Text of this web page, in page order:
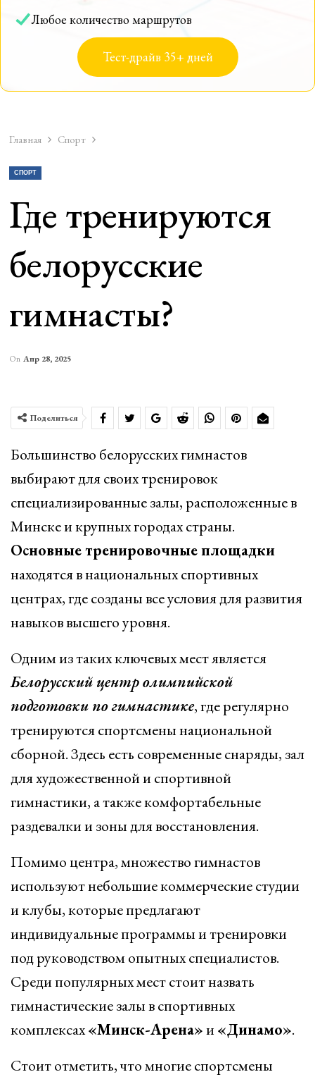
Любое количество маршрутов
Тест-драйв 35+ дней
Главная Спорт
СПОРТ
Где тренируются
белорусские
гимнасты?
On Апр 28, 2025
Поделиться
Большинство белорусских гимнастов
выбирают для своих тренировок
специализированные залы, расположенные в
Минске и крупных городах страны.
Основные тренировочные площадки
находятся в национальных спортивных
центрах, где созданы все условия для развития
навыков высшего уровня.
Одним из таких ключевых мест является
Белорусский центр олимпийской
подготовки по гимнастике, где регулярно
тренируются спортсмены национальной
сборной. Здесь есть современные снаряды, зал
для художественной и спортивной
гимнастики, а также комфортабельные
раздевалки и зоны для восстановления.
Помимо центра, множество гимнастов
используют небольшие коммерческие студии
и клубы, которые предлагают
индивидуальные программы и тренировки
под руководством опытных специалистов.
Среди популярных мест стоит назвать
гимнастические залы в спортивных
комплексах«Минск-Арена»и «Динамо».
Стоит отметить, что многие спортсмены